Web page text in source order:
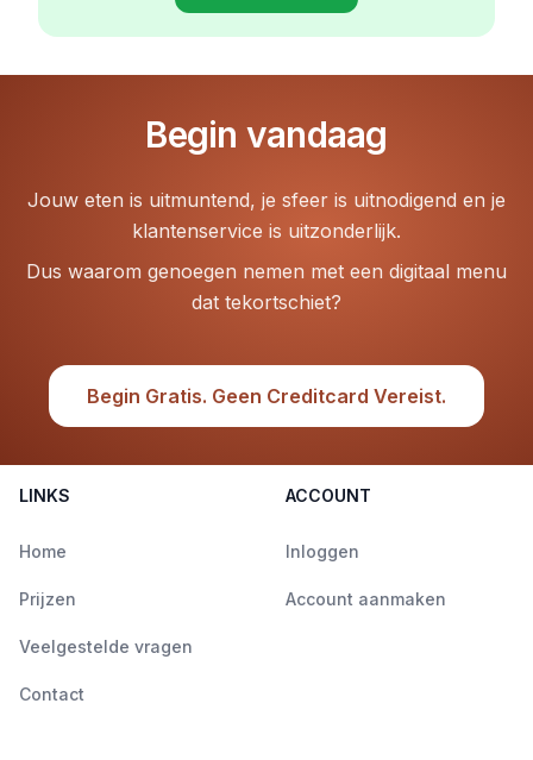
Begin vandaag
Jouw eten is uitmuntend, je sfeer is uitnodigend en je
klantenservice is uitzonderlijk.
Dus waarom genoegen nemen met een digitaal menu
dat tekortschiet?
Begin Gratis. Geen Creditcard Vereist.
LINKS
Home
Prijzen
Veelgestelde vragen
Contact
ACCOUNT
Inloggen
Account aanmaken